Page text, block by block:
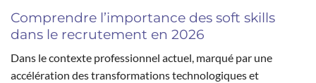
Comprendre l’importance des soft skills
dans le recrutement en 2026
Dans le contexte professionnel actuel, marqué par une
accélération des transformations technologiques et